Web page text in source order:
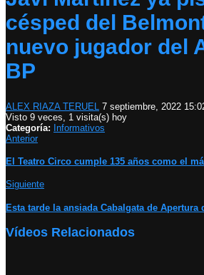
césped del
nuevo jugador del
BP
ALEX RIAZA TERUEL
7 septiembre, 2022
Visto 9 veces, 1 visita(s) hoy
Categoría: Informativos
Anterior
El Teatro Circo cumple 135 años como el
Siguiente
Esta tarde la ansiada Cabalgata de Apertura
Vídeos Relacionados